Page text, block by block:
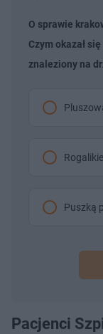
O sprawie
Czym okazał
znaleziony na
Puszką
Pacjenci